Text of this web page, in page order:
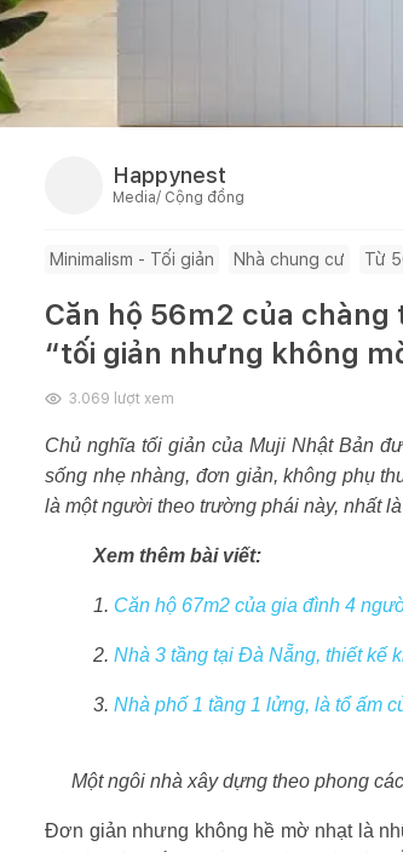
Happynest
Media/ Cộng đồng
Minimalism - Tối giản Nhà chung cư Từ
Căn hộ 56m2 của
“tối giản nhưng không
3.069 lượt xem
Chủ nghĩa tối giản của Muji Nhật Bản
sống nhẹ nhàng, đơn giản, không phụ
là một người theo trường phái này, nhất
Xem thêm bài viết:
1. Căn hộ 67m2 của gia đình 4
2. Nhà 3 tầng tại Đà Nẵng, thiết kế
3. Nhà phố 1 tầng 1 lửng, là tổ ấm
Một ngôi nhà xây dựng theo phong
Đơn giản nhưng không hề mờ nhạt là